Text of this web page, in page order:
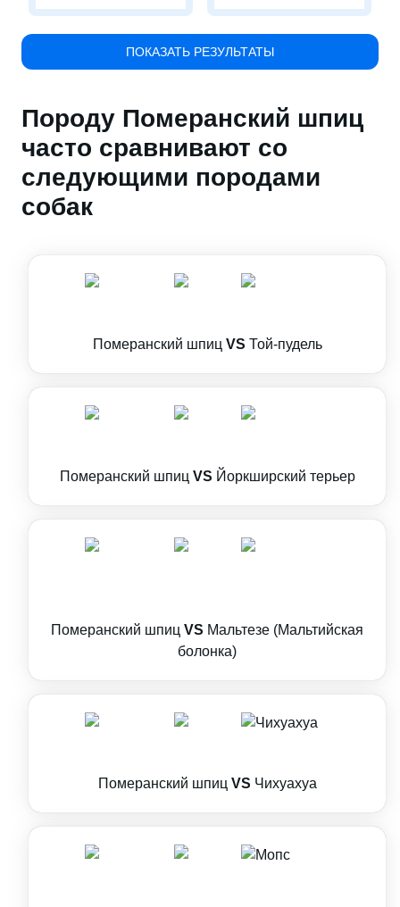
ПОКАЗАТЬ РЕЗУЛЬТАТЫ
Породу Померанский шпиц
часто сравнивают со
следующими породами
собак
Померанский шпиц VS Той-пудель
Померанский шпиц VS Йоркширский терьер
Померанский шпиц VS Мальтезе (Мальтийская
болонка)
Померанский шпиц VS Чихуахуа